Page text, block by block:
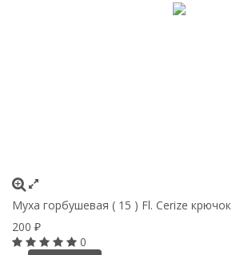
Муха горбушевая ( 15 ) Fl. Cerize
200 ₽
0